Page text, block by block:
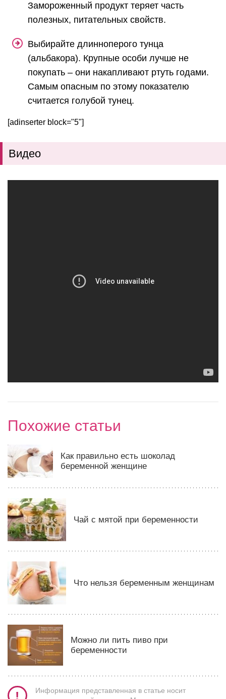
Замороженный продукт теряет часть
полезных, питательных свойств.
Выбирайте длинноперого тунца
(альбакора). Крупные особи лучше не
покупать – они накапливают ртуть годами.
Самым опасным по этому показателю
считается голубой тунец.
[adinserter block="5"]
Видео
Похожие статьи
Как правильно есть шоколад
беременной женщине
Чай с мятой при беременности
Что нельзя беременным женщинам
Можно ли пить пиво при
беременности
Информация представленная в статье носит